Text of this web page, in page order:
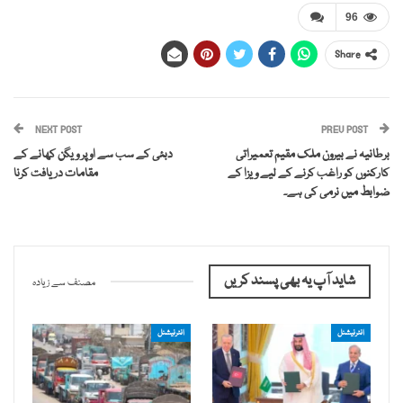
96
Share
PREV POST
برطانیہ نے بیرون ملک مقیم تعمیراتی
کارکنوں کو راغب کرنے کے لیے ویزا کے
ضوابط میں نرمی کی ہے۔
NEXT POST
دبئی کے سب سے اوپر ویگن کھانے کے
مقامات دریافت کرنا
شاید آپ یہ بھی پسند کریں مصنف سے زیادہ
انٹرنیشنل انٹرنیشنل